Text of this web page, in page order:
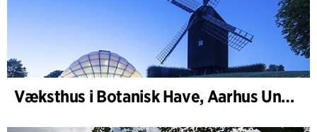
Væksthus i Botanisk Have, Aarhus Universitet